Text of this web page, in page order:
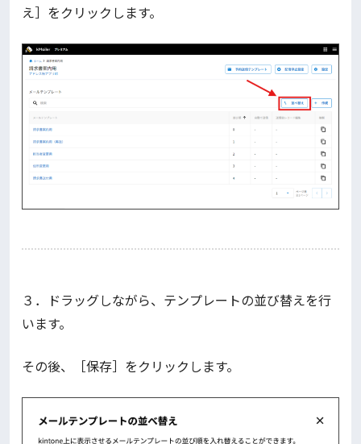
え］をクリックします。
３．ドラッグしながら、テンプレートの並び替えを行
います。
その後、［保存］をクリックします。